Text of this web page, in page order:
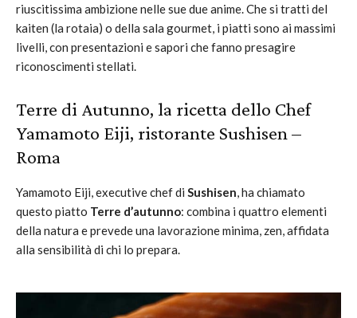
riuscitissima ambizione nelle sue due anime. Che si tratti del
kaiten (la rotaia) o della sala gourmet, i piatti sono ai massimi
livelli, con presentazioni e sapori che fanno presagire
riconoscimenti stellati.
Terre di Autunno, la ricetta dello Chef
Yamamoto Eiji, ristorante Sushisen –
Roma
Yamamoto Eiji, executive chef di Sushisen, ha chiamato
questo piatto Terre d’autunno: combina i quattro elementi
della natura e prevede una lavorazione minima, zen, affidata
alla sensibilità di chi lo prepara.